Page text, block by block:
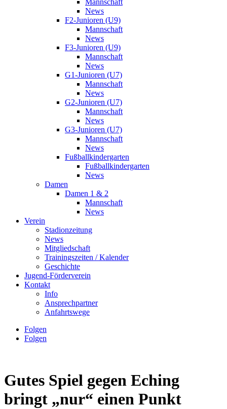
Mannschaft
News
F2-Junioren (U9)
Mannschaft
News
F3-Junioren (U9)
Mannschaft
News
G1-Junioren (U7)
Mannschaft
News
G2-Junioren (U7)
Mannschaft
News
G3-Junioren (U7)
Mannschaft
News
Fußballkindergarten
Fußballkindergarten
News
Damen
Damen 1 & 2
Mannschaft
News
Verein
Stadionzeitung
News
Mitgliedschaft
Trainingszeiten / Kalender
Geschichte
Jugend-Förderverein
Kontakt
Info
Ansprechpartner
Anfahrtswege
Folgen
Folgen
Gutes Spiel gegen Eching
bringt „nur“ einen Punkt